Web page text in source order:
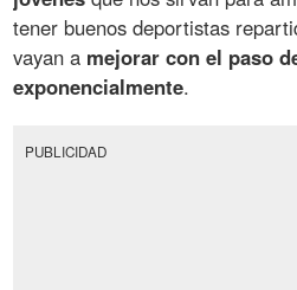
tener buenos deportistas
vayan a mejorar con el paso
exponencialmente.
PUBLICIDAD